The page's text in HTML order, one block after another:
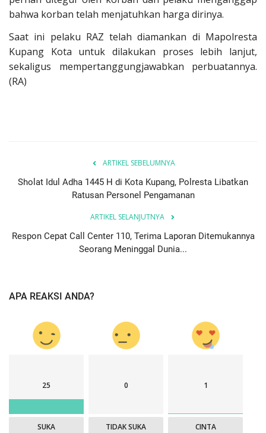
bahwa korban telah menjatuhkan harga dirinya.
Saat ini pelaku RAZ telah diamankan di Mapolresta
Kupang Kota untuk dilakukan proses lebih lanjut,
sekaligus mempertanggungjawabkan perbuatannya.
(RA)
ARTIKEL SEBELUMNYA
Sholat Idul Adha 1445 H di Kota Kupang, Polresta Libatkan
Ratusan Personel Pengamanan
ARTIKEL SELANJUTNYA
Respon Cepat Call Center 110, Terima Laporan Ditemukannya
Seorang Meninggal Dunia...
APA REAKSI ANDA?
25
SUKA
0
TIDAK SUKA
1
CINTA